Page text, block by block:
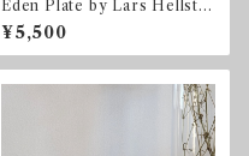
Eden Plate by Lars Hellste
n for Orrefors 直径23.5c
m オレフォス スウェーデ
ン
¥5,500